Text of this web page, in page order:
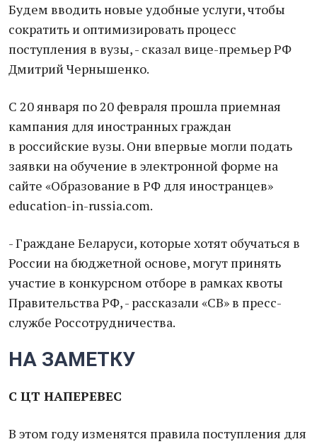
Будем вводить новые удобные услуги, чтобы
сократить и оптимизировать процесс
поступления в вузы, - сказал вице-премьер РФ
Дмитрий Чернышенко.
С 20 января по 20 февраля прошла приемная
кампания для иностранных граждан
в российские вузы. Они впервые могли подать
заявки на обучение в электронной форме на
сайте «Образование в РФ для иностранцев»
education-in-russia.com.
- Граждане Беларуси, которые хотят обучаться в
России на бюджетной основе, могут принять
участие в конкурсном отборе в рамках квоты
Правительства РФ, - рассказали «СВ» в пресс-
службе Россотрудничества.
НА ЗАМЕТКУ
С ЦТ НАПЕРЕВЕС
В этом году изменятся правила поступления для